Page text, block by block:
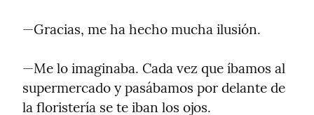
—Gracias, me ha hecho mucha ilusión.
—Me lo imaginaba. Cada vez que íbamos al
supermercado y pasábamos por delante de
la floristería se te iban los ojos.